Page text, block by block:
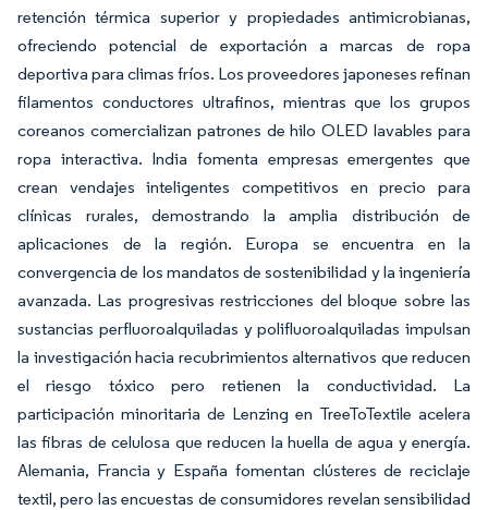
retención térmica superior y propiedades antimicrobianas,
ofreciendo potencial de exportación a marcas de ropa
deportiva para climas fríos. Los proveedores japoneses refinan
filamentos conductores ultrafinos, mientras que los grupos
coreanos comercializan patrones de hilo OLED lavables para
ropa interactiva. India fomenta empresas emergentes que
crean vendajes inteligentes competitivos en precio para
clínicas rurales, demostrando la amplia distribución de
aplicaciones de la región. Europa se encuentra en la
convergencia de los mandatos de sostenibilidad y la ingeniería
avanzada. Las progresivas restricciones del bloque sobre las
sustancias perfluoroalquiladas y polifluoroalquiladas impulsan
la investigación hacia recubrimientos alternativos que reducen
el riesgo tóxico pero retienen la conductividad. La
participación minoritaria de Lenzing en TreeToTextile acelera
las fibras de celulosa que reducen la huella de agua y energía.
Alemania, Francia y España fomentan clústeres de reciclaje
textil, pero las encuestas de consumidores revelan sensibilidad